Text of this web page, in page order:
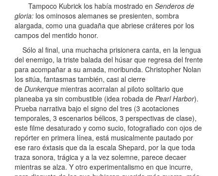
Tampoco Kubrick los había mostrado en Senderos de
gloria: los ominosos alemanes se presienten, sombra
alargada, como una guadaña que abriese cráteres por los
campos del mentido honor.
Sólo al final, una muchacha prisionera canta, en la lengua
del enemigo, la triste balada del húsar que regresa del frente
para acompañar a su amada, moribunda. Christopher Nolan
los sitúa, fantasmas también, casi al cierre
de Dunkerque mientras acorralan al piloto solitario que
planeaba ya sin combustible (idea robada de Pearl Harbor).
Prueba narrativa bajo el signo del tres (3 acotaciones
temporales, 3 escenarios bélicos, 3 perspectivas de clase),
este filme desaturado y como sucio, fotografiado con ojos de
repórter en primera línea, está musicalmente pautado por
ese raro éxtasis que da la escala Shepard, por la que toda
traza sonora, trágica y a la vez solemne, parece decaer
mientras se alza. Y otro experimentalismo en que incurre,